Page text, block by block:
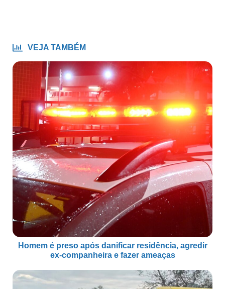
VEJA TAMBÉM
Homem é preso após danificar residência, agredir
ex-companheira e fazer ameaças